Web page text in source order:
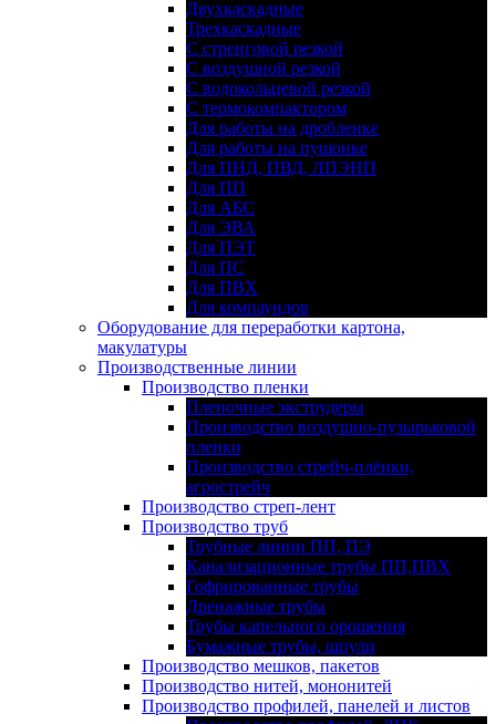
Двухкаскадные
Трехкаскадные
С стренговой резкой
С воздушной резкой
С водокольцевой резкой
С термокомпактором
Для работы на дробленке
Для работы на пушонке
Для ПНД, ПВД, ЛПЭНП
Для ПП
Для АБС
Для ЭВА
Для ПЭТ
Для ПС
Для ПВХ
Для компаундов
Оборудование для переработки картона,
макулатуры
Производственные линии
Производство пленки
Пленочные экструдеры
Производство воздушно-пузырьковой
пленки
Производство стрейч-плёнки,
агрострейч
Производство стреп-лент
Производство труб
Трубные линии ПП, ПЭ
Канализационные трубы ПП,ПВХ
Гофрированные трубы
Дренажные трубы
Трубы капельного орошения
Бумажные трубы, шпули
Производство мешков, пакетов
Производство нитей, мононитей
Производство профилей, панелей и листов